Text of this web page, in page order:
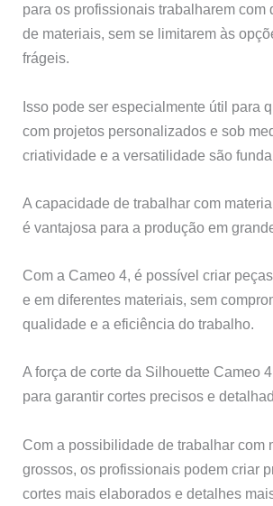
para os profissionais trabalharem com
de materiais, sem se limitarem às
frágeis.
Isso pode ser especialmente útil para
com projetos personalizados e sob
criatividade e a versatilidade são
A capacidade de trabalhar com
é vantajosa para a produção em
Com a Cameo 4, é possível criar
e em diferentes materiais, sem
qualidade e a eficiência do trabalho.
A força de corte da Silhouette Cameo
para garantir cortes precisos e
Com a possibilidade de trabalhar com
grossos, os profissionais podem criar
cortes mais elaborados e detalhes